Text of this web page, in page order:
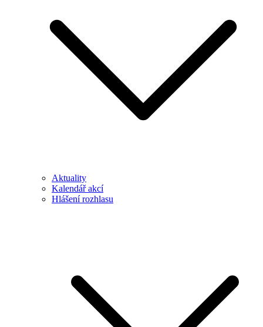
Aktuality
Kalendář akcí
Hlášení rozhlasu